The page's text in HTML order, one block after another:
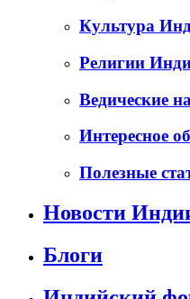
Культура
Религии
Ведические
Интересное
Полезные
Новости
Блоги